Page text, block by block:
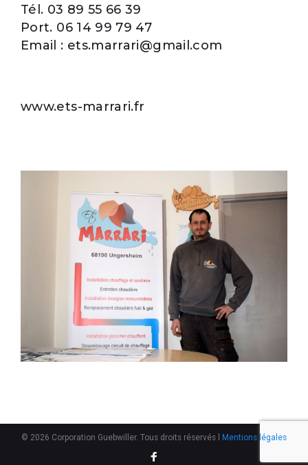
Tél. 03 89 55 66 39
Port. 06 14 99 79 47
Email : ets.marrari@gmail.com
www.ets-marrari.fr
© 2026 Corporation Guebwiller. Tous droits réservés l Mentions légales